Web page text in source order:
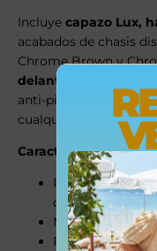
Incluye capazo Lux,
acabados de chasis
Chrome Brown y
delantera y trasera
,
anti-pinchazo,
cualquier superficie.
Características
Ruedas con
delanteras
Manillar
Plegado